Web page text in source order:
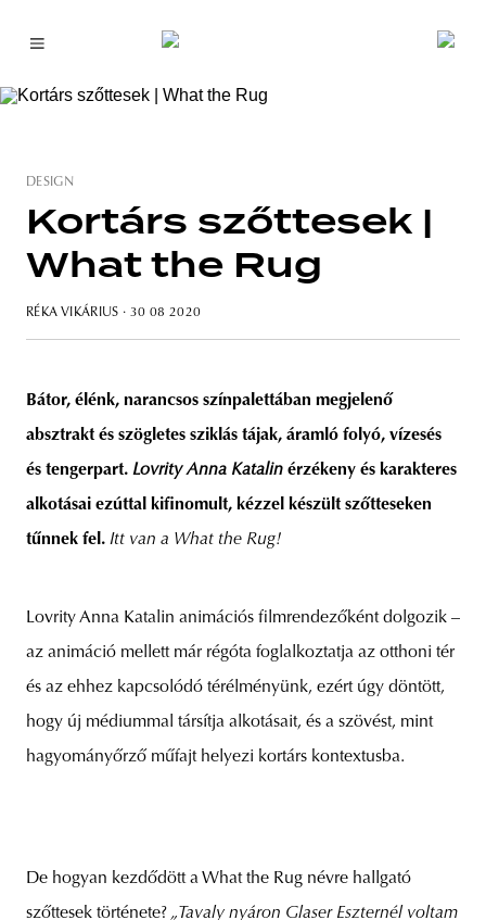
DESIGN
Kortárs szőttesek |
What the Rug
RÉKA VIKÁRIUS · 30 08 2020
Bátor, élénk, narancsos színpalettában megjelenő
absztrakt és szögletes sziklás tájak, áramló folyó, vízesés
és tengerpart. Lovrity Anna Katalin érzékeny és karakteres
alkotásai ezúttal kifinomult, kézzel készült szőtteseken
tűnnek fel. Itt van a What the Rug!
Lovrity Anna Katalin animációs filmrendezőként dolgozik –
az animáció mellett már régóta foglalkoztatja az otthoni tér
és az ehhez kapcsolódó térélményünk, ezért úgy döntött,
hogy új médiummal társítja alkotásait, és a szövést, mint
hagyományőrző műfajt helyezi kortárs kontextusba.
De hogyan kezdődött a What the Rug névre hallgató
szőttesek története? „Tavaly nyáron Glaser Eszternél voltam